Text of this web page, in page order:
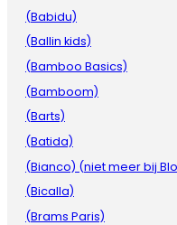
(Babidu)
(Ballin kids)
(Bamboo Basics)
(Bamboom)
(Barts)
(Batida)
(Bianco) (niet meer bij
(Bicalla)
(Brams Paris)